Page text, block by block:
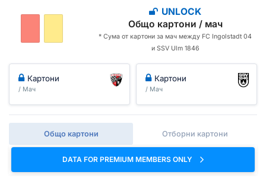
UNLOCK
Общо картони / мач
* Сума от картони за мач между FC Ingolstadt 04
и SSV Ulm 1846
Картони
/ Мач
Картони
/ Мач
Общо картони Отборни картони
DATA FOR PREMIUM MEMBERS ONLY